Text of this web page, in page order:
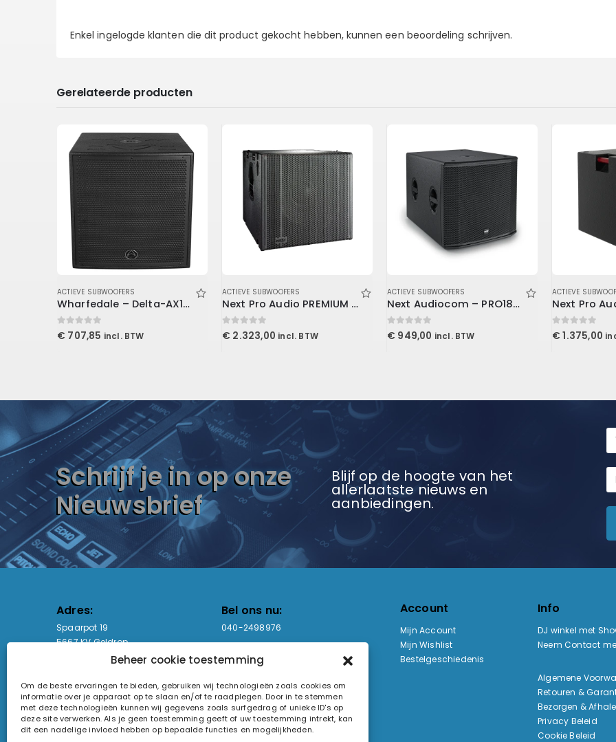
Beheer cookie toestemming
Om de beste ervaringen te bieden, gebruiken wij technologieën zoals cookies om
informatie over je apparaat op te slaan en/of te raadplegen. Door in te stemmen
met deze technologieën kunnen wij gegevens zoals surfgedrag of unieke ID's op
deze site verwerken. Als je geen toestemming geeft of uw toestemming intrekt, kan
dit een nadelige invloed hebben op bepaalde functies en mogelijkheden.
Enkel ingelogde klanten die dit product gekocht hebben, kunnen een beoordeling schrijven.
Gerelateerde producten
ACTIEVE SUBWOOFERS
Wharfedale – Delta-AX18B
0out of 5
€ 707,85 incl. BTW
ACTIEVE SUBWOOFERS
Next Pro Audio PREMIUM – LAs15A
0out of 5
€ 2.323,00 incl. BTW
ACTIEVE SUBWOOFERS
Next Audiocom – PRO18sA
0out of 5
€ 949,00 incl. BTW
ACTIEVE
0out of 5
€ 1.375,00
Schrijf je in op onze
Nieuwsbrief
Blijf op de hoogte van het
allerlaatste nieuws en
aanbiedingen.
Adres:
Spaarpot 19
5667 KV Geldrop
Bel ons nu:
040-2498976
sales@lightandsound.store
Openingstijden:
Ma - Vr: 09:00-17:00
Za: Enkel op afspraak
KvK-nummer: 60857196
Btw-nummer: NL854090368B01
Account
Mijn Account
Mijn Wishlist
Bestelgeschiedenis
Info
DJ winkel met
Neem Contact
Algemene
Retouren &
Bezorgen &
Privacy Beleid
Cookie Beleid